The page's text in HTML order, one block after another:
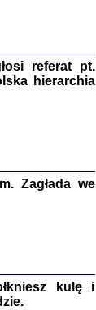
Leociak
2021
referat pt.
hierarchia
Zagłada we
kulę i